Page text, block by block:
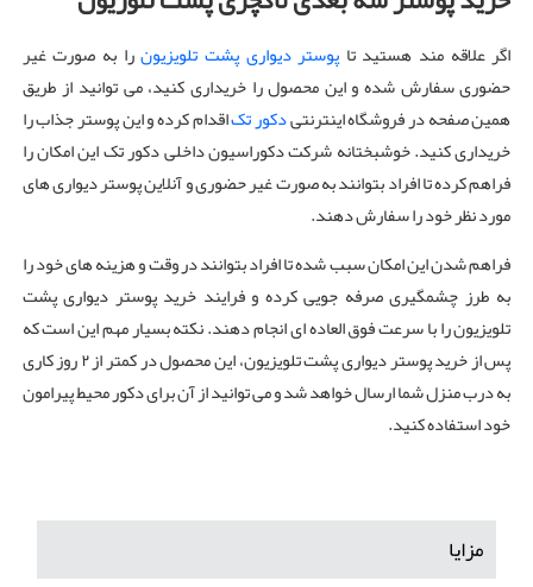
اگر علاقه مند هستید تاپوستر دیواری پشت تلویزیونرا به صورت غیر
حضوری سفارش شده و این محصول را خریداری کنید، می توانید از طریق
همین صفحه در فروشگاه اینترنتیدکور تکاقدام کرده و این پوستر جذاب را
خریداری کنید. خوشبختانه شرکت دکوراسیون داخلی دکور تک این امکان را
فراهم کرده تا افراد بتوانند به صورت غیر حضوری و آنلاین پوستر دیواری های
مورد نظر خود را سفارش دهند.
فراهم شدن این امکان سبب شده تا افراد بتوانند در وقت و هزینه های خود را
به طرز چشمگیری صرفه‌ جویی کرده و فرایند خرید پوستر دیواری پشت
تلویزیون را با سرعت فوق العاده ای انجام دهند. نکته بسیار مهم این است که
پس از خرید پوستر دیواری پشت تلویزیون، این محصول در کمتر از ۲ روز کاری
به درب منزل شما ارسال خواهد شد و می توانید از آن برای دکور محیط پیرامون
خود استفاده کنید.
مزایا